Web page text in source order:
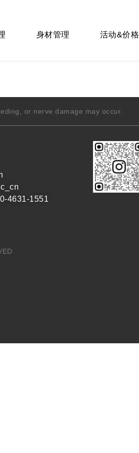
身材管理 活动&价格
or nerve damage may occur.
4631-1551